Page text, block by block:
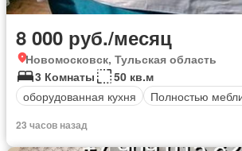
8 000 руб./месяц
Новомосковск, Тульская область
3 Комнаты
50 кв.м
оборудованная кухня
Полностью
23 часов назад